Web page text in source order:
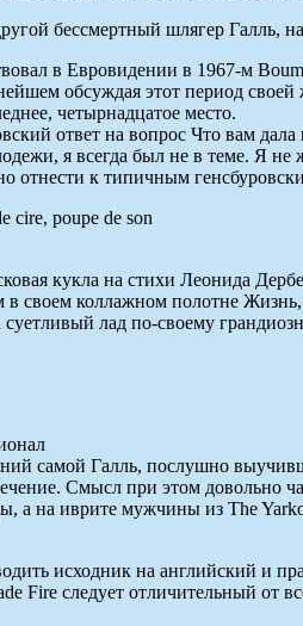
бессмертный шлягер Галль,
в Евровидении в 1967-м
обсуждая этот период
четырнадцатое место.
ответ на вопрос Что вам
я всегда был не в теме. Я
отнести к типичным
cire, poupe de son
кукла на стихи Леонида
в своем коллажном полотне
лад по-своему
самой Галль, послушно
Смысл при этом довольно
а на иврите мужчины из The
исходник на английский и
Fire следует отличительный от